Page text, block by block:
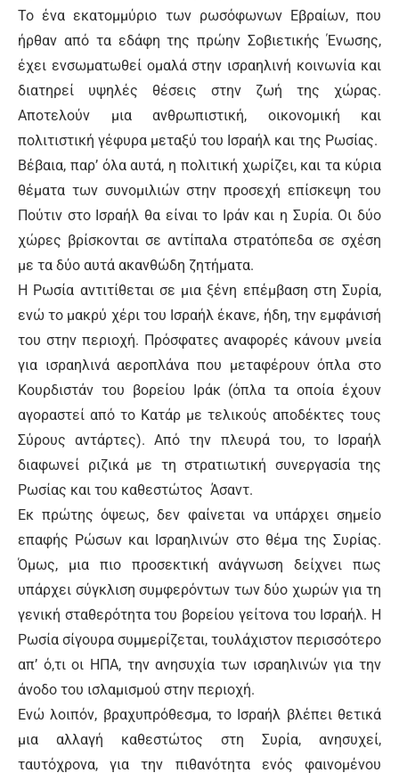
Το ένα εκατομμύριο των ρωσόφωνων Εβραίων, που
ήρθαν από τα εδάφη της πρώην Σοβιετικής Ένωσης,
έχει ενσωματωθεί ομαλά στην ισραηλινή κοινωνία και
διατηρεί υψηλές θέσεις στην ζωή της χώρας.
Αποτελούν μια ανθρωπιστική, οικονομική και
πολιτιστική γέφυρα μεταξύ του Ισραήλ και της Ρωσίας.
Βέβαια, παρ’ όλα αυτά, η πολιτική χωρίζει, και τα κύρια
θέματα των συνομιλιών στην προσεχή επίσκεψη του
Πούτιν στο Ισραήλ θα είναι το Ιράν και η Συρία. Οι δύο
χώρες βρίσκονται σε αντίπαλα στρατόπεδα σε σχέση
με τα δύο αυτά ακανθώδη ζητήματα.
Η Ρωσία αντιτίθεται σε μια ξένη επέμβαση στη Συρία,
ενώ το μακρύ χέρι του Ισραήλ έκανε, ήδη, την εμφάνισή
του στην περιοχή. Πρόσφατες αναφορές κάνουν μνεία
για ισραηλινά αεροπλάνα που μεταφέρουν όπλα στο
Κουρδιστάν του βορείου Ιράκ (όπλα τα οποία έχουν
αγοραστεί από το Κατάρ με τελικούς αποδέκτες τους
Σύρους αντάρτες). Από την πλευρά του, το Ισραήλ
διαφωνεί ριζικά με τη στρατιωτική συνεργασία της
Ρωσίας και του καθεστώτος Άσαντ.
Εκ πρώτης όψεως, δεν φαίνεται να υπάρχει σημείο
επαφής Ρώσων και Ισραηλινών στο θέμα της Συρίας.
Όμως, μια πιο προσεκτική ανάγνωση δείχνει πως
υπάρχει σύγκλιση συμφερόντων των δύο χωρών για τη
γενική σταθερότητα του βορείου γείτονα του Ισραήλ. Η
Ρωσία σίγουρα συμμερίζεται, τουλάχιστον περισσότερο
απ’ ό,τι οι ΗΠΑ, την ανησυχία των ισραηλινών για την
άνοδο του ισλαμισμού στην περιοχή.
Ενώ λοιπόν, βραχυπρόθεσμα, το Ισραήλ βλέπει θετικά
μια αλλαγή καθεστώτος στη Συρία, ανησυχεί,
ταυτόχρονα, για την πιθανότητα ενός φαινομένου